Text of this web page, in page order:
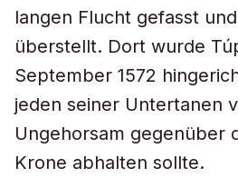
langen Flucht gefasst
überstellt. Dort wurde
September 1572
jeden seiner Untertanen
Ungehorsam gegenüber
Krone abhalten sollte.